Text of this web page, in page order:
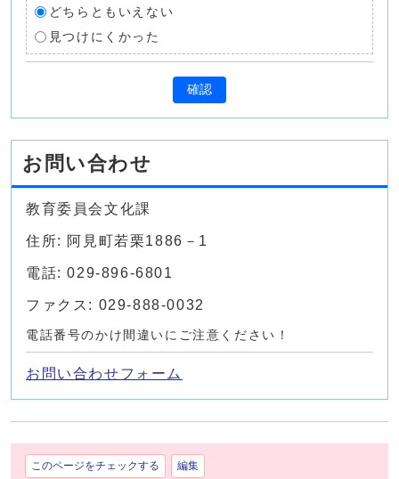
どちらともいえない
見つけにくかった
確認
お問い合わせ
教育委員会文化課
住所: 阿見町若栗1886－1
電話: 029-896-6801
ファクス: 029-888-0032
電話番号のかけ間違いにご注意ください！
お問い合わせフォーム
このページをチェックする 編集